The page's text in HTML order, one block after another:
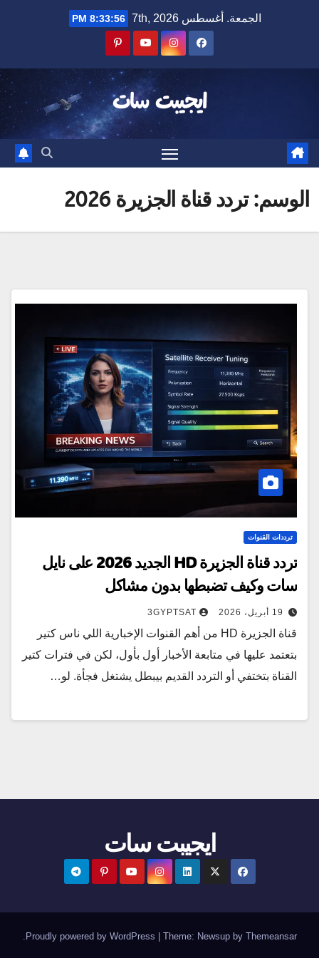
الجمعة. أغسطس 7th, 2026 8:33:56 PM
ايجيبت سات
الوسم:تردد قناة الجزيرة 2026
ترددات القنوات
تردد قناة الجزيرة HD الجديد 2026 على نايل
سات وكيف تضبطها بدون مشاكل
19 أبريل، 2026 3GYPTSAT
قناة الجزيرة HD من أهم القنوات الإخبارية اللي ناس كتير
بتعتمد عليها في متابعة الأخبار أول بأول، لكن في فترات كتير
القناة بتختفي أو التردد القديم بيبطل يشتغل فجأة. لو…
ايجيبت سات
Proudly powered by WordPress Theme: Newsupby Themeansar